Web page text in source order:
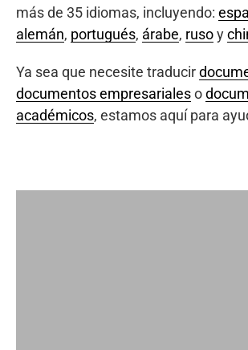
más de 35 idiomas, incluyendo:
alemán, portugués, árabe, rusoy
Ya sea que necesite traducir
documentos empresarialeso
académicos, estamos aquí para